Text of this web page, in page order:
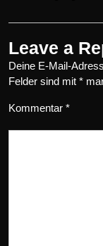
Leave a
Deine E-Mail-
Felder sind mit *
Kommentar *